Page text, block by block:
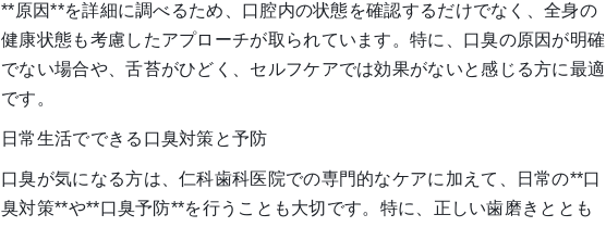
**原因**を詳細に調べるため、口腔内の状態を確認するだけでなく、全身の
健康状態も考慮したアプローチが取られています。特に、口臭の原因が明確
でない場合や、舌苔がひどく、セルフケアでは効果がないと感じる方に最適
です。
日常生活でできる口臭対策と予防
口臭が気になる方は、仁科歯科医院での専門的なケアに加えて、日常の**口
臭対策**や**口臭予防**を行うことも大切です。特に、正しい歯磨きととも